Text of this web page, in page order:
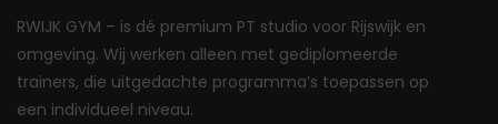
RWIJK GYM – is dé premium PT studio voor Rijswijk en
omgeving. Wij werken alleen met gediplomeerde
trainers, die uitgedachte programma’s toepassen op
een individueel niveau.